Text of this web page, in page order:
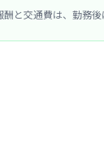
酬と交通費は、勤務後